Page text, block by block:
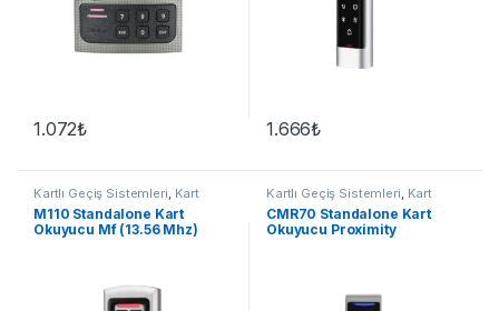
1.072₺ 1.666₺
Kartlı Geçiş Sistemleri, Kart
Okuyucu
M110 Standalone Kart
Okuyucu Mf (13.56 Mhz)
Kartlı Geçiş Sistemleri, Kart
Okuyucu
CMR70 Standalone Kart
Okuyucu Proximity